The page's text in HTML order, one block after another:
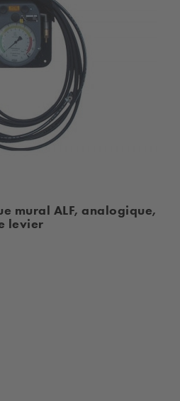
mural ALF, analogique,
levier